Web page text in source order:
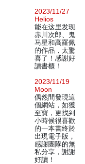
2023/11/27
Helios
能在这里发现
赤川次郎、鬼
马星和高羅佩
的作品，太驚
喜了！感謝好
讀書櫃！
2023/11/19
Moon
偶然間發現這
個網站，如獲
至寶，更找到
小時候很喜歡
的一本書終於
出現電子版，
感謝團隊的無
私分享，謝謝
好讀！